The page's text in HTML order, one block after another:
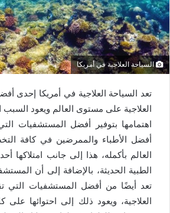
السياحة العلاجية في أمريكا
تعد السياحة العلاجية في أمريكا إحدى
العلاجية على مستوى العالم ويعود
اهتمامها بتوفير أفضل المستشفيات
أفضل الأطباء والممرضين في كافة
العالم بأكمله، هذا إلى جانب امتلاكها
الطبية الحديثة، بالإضافة إلى أن
تعد أيضًا من أفضل المستشفيات التي
العلاجية، ويعود ذلك إلى احتوائها على